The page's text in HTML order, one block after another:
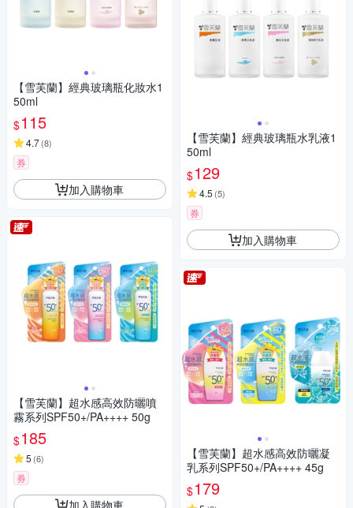
【雪芙蘭】經典玻璃瓶化妝水1
50ml
$115
4.7(8)
券
加入購物車
【雪芙蘭】超水感高效防曬噴
霧系列SPF50+/PA++++ 50g
$185
5 (6)
券
加入購物車
【雪芙蘭】經典玻璃瓶水乳液1
50ml
$129
4.5 (5)
券
加入購物車
【雪芙蘭】超水感高效防曬凝
乳系列SPF50+/PA++++ 45g
$179